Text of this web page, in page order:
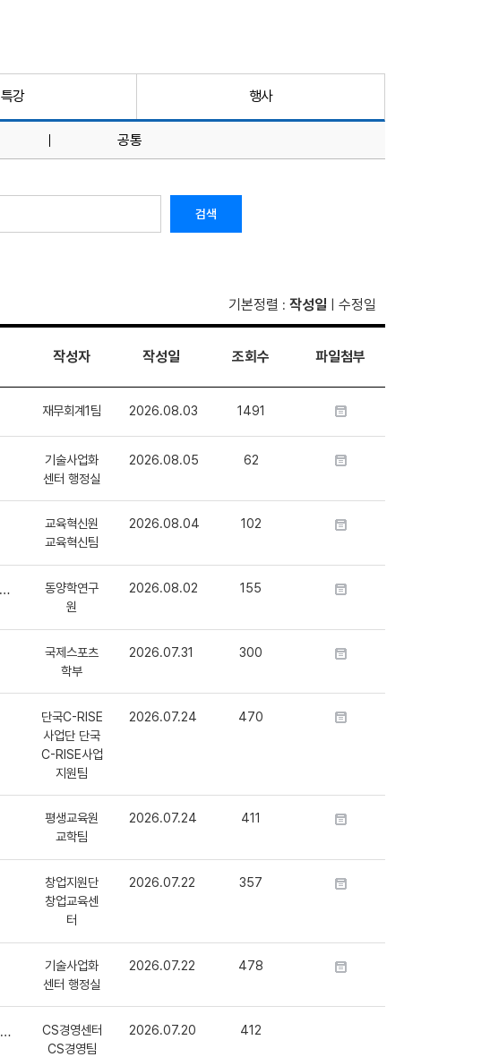
특강 행사
공통
검색
기본정렬 : 작성일 수정일
작성자 작성일 조회수 파일첨부
재무회계1팀 2026.08.03 1491
기술사업화
센터 행정실
2026.08.05 62
교육혁신원
교육혁신팀
2026.08.04 102
동양학연구
원
2026.08.02 155
국제스포츠
학부
2026.07.31 300
단국C-RISE
사업단 단국
C-RISE사업
지원팀
2026.07.24 470
평생교육원
교학팀
2026.07.24 411
창업지원단
창업교육센
터
2026.07.22 357
기술사업화
센터 행정실
2026.07.22 478
CS경영센터
CS경영팀
2026.07.20 412